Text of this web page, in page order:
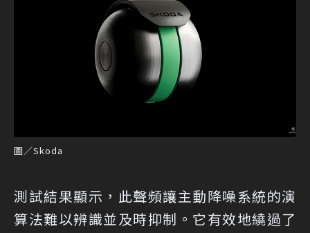
圖／Skoda
測試結果顯示，此聲頻讓主動降噪系統的演
算法難以辨識並及時抑制。它有效地繞過了